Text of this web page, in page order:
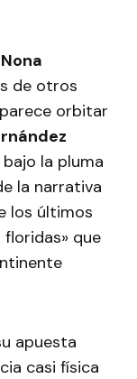
Nona
de otros
orbitar
bajo la pluma
la narrativa
los últimos
que
apuesta
casi física